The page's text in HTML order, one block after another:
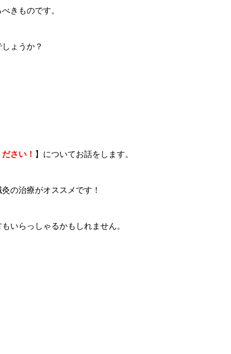
きものです。
ょうか？
さい！ 】についてお話をします。
の治療がオススメです！
いらっしゃるかもしれません。